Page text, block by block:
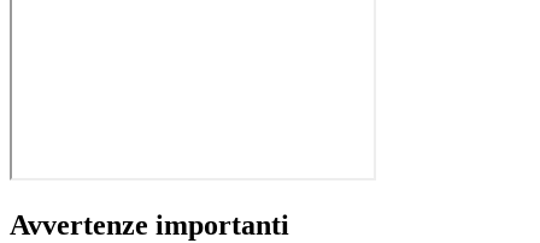
Avvertenze importanti